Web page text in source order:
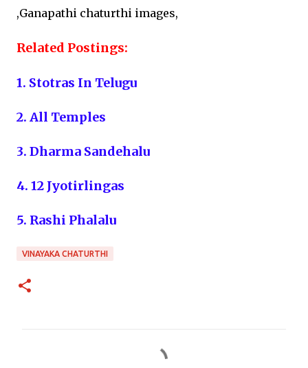
,Ganapathi chaturthi images,
Related Postings:
1. Stotras In Telugu
2. All Temples
3. Dharma Sandehalu
4. 12 Jyotirlingas
5. Rashi Phalalu
VINAYAKA CHATURTHI